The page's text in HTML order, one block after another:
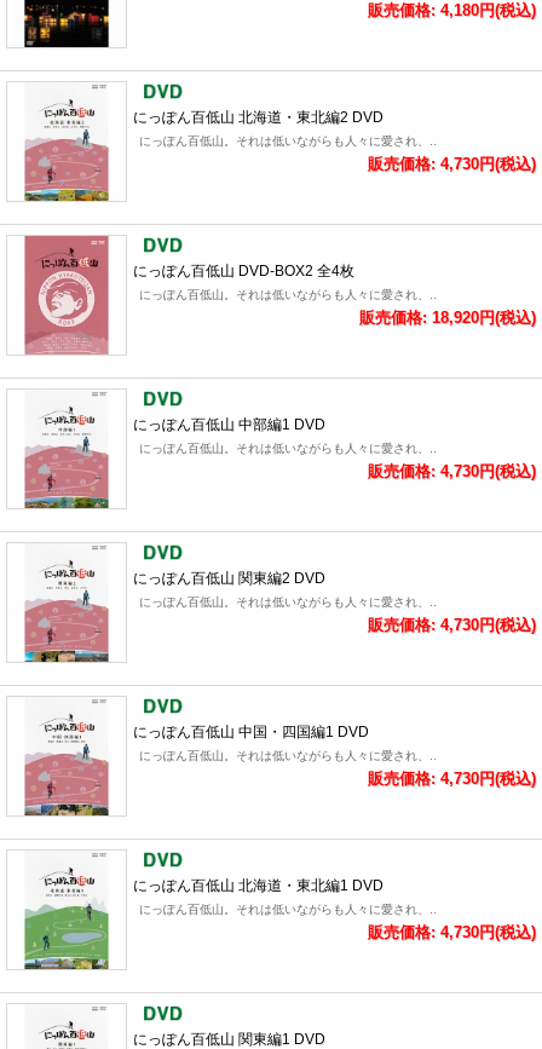
販売価格: 4,180円(税込)
にっぽん百低山 北海道・東北編2 DVD
にっぽん百低山。それは低いながらも人々に愛され、..
販売価格: 4,730円(税込)
にっぽん百低山 DVD-BOX2 全4枚
にっぽん百低山。それは低いながらも人々に愛され、..
販売価格: 18,920円(税込)
にっぽん百低山 中部編1 DVD
にっぽん百低山。それは低いながらも人々に愛され、..
販売価格: 4,730円(税込)
にっぽん百低山 関東編2 DVD
にっぽん百低山。それは低いながらも人々に愛され、..
販売価格: 4,730円(税込)
にっぽん百低山 中国・四国編1 DVD
にっぽん百低山。それは低いながらも人々に愛され、..
販売価格: 4,730円(税込)
にっぽん百低山 北海道・東北編1 DVD
にっぽん百低山。それは低いながらも人々に愛され、..
販売価格: 4,730円(税込)
にっぽん百低山 関東編1 DVD